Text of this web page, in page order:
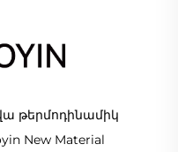
թերմոդինամիկ
New Material